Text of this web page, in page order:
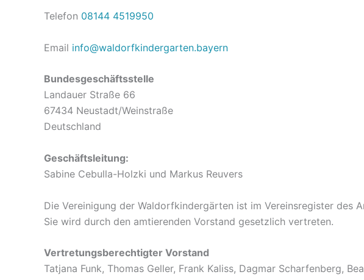
Telefon 08144 4519950
Email info@waldorfkindergarten.bayern
Bundesgeschäftsstelle
Landauer Straße 66
67434 Neustadt/Weinstraße
Deutschland
Geschäftsleitung:
Sabine Cebulla-Holzki und Markus Reuvers
Die Vereinigung der Waldorfkindergärten ist im Vereinsregister des
Sie wird durch den amtierenden Vorstand gesetzlich vertreten.
Vertretungsberechtigter Vorstand
Tatjana Funk, Thomas Geller, Frank Kaliss, Dagmar Scharfenberg,